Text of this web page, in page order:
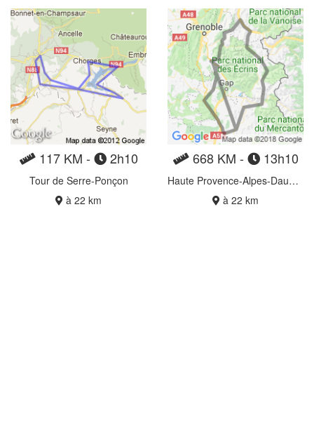
117 KM - 2h10
Tour de Serre-Ponçon
à 22 km
668 KM - 13h10
Haute Provence-Alpes-Dauphiné
à 22 km